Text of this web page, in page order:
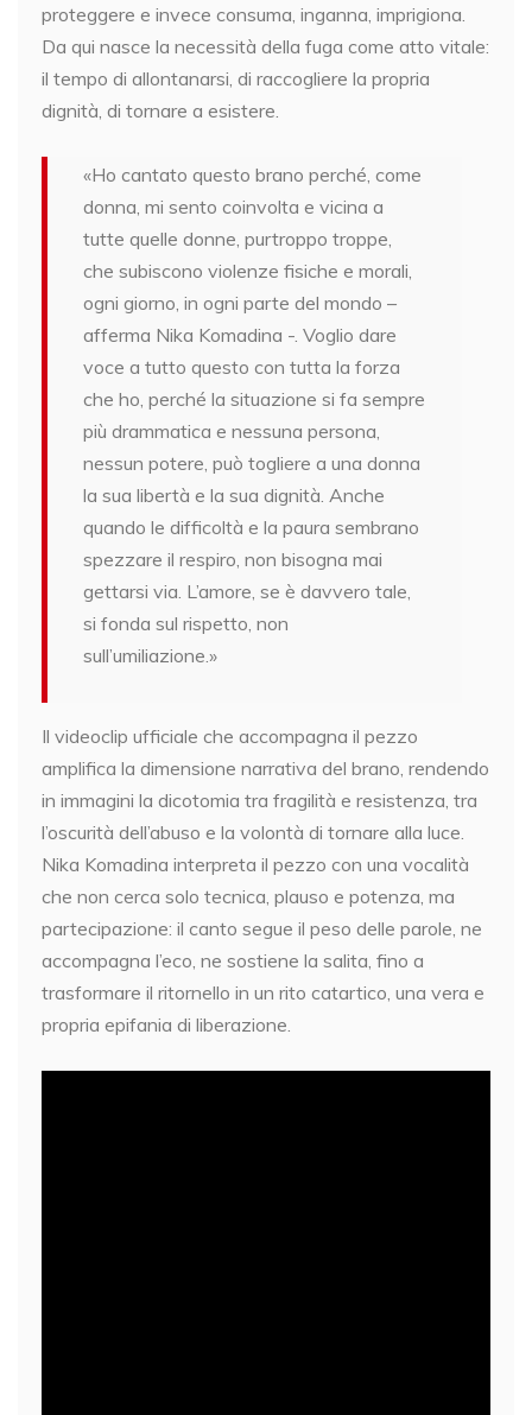
proteggere e invece consuma, inganna, imprigiona.
Da qui nasce la necessità della fuga come atto vitale:
il tempo di allontanarsi, di raccogliere la propria
dignità, di tornare a esistere.
«Ho cantato questo brano perché, come
donna, mi sento coinvolta e vicina a
tutte quelle donne, purtroppo troppe,
che subiscono violenze fisiche e morali,
ogni giorno, in ogni parte del mondo –
afferma Nika Komadina -. Voglio dare
voce a tutto questo con tutta la forza
che ho, perché la situazione si fa sempre
più drammatica e nessuna persona,
nessun potere, può togliere a una donna
la sua libertà e la sua dignità. Anche
quando le difficoltà e la paura sembrano
spezzare il respiro, non bisogna mai
gettarsi via. L’amore, se è davvero tale,
si fonda sul rispetto, non
sull’umiliazione.»
Il videoclip ufficiale che accompagna il pezzo
amplifica la dimensione narrativa del brano, rendendo
in immagini la dicotomia tra fragilità e resistenza, tra
l’oscurità dell’abuso e la volontà di tornare alla luce.
Nika Komadina interpreta il pezzo con una vocalità
che non cerca solo tecnica, plauso e potenza, ma
partecipazione: il canto segue il peso delle parole, ne
accompagna l’eco, ne sostiene la salita, fino a
trasformare il ritornello in un rito catartico, una vera e
propria epifania di liberazione.